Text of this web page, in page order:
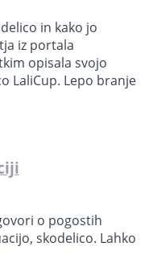
in kako jo
iz portala
opisala svojo
LaliCup. Lepo branje
o pogostih
skodelico. Lahko